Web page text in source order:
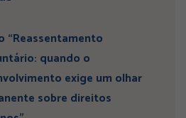
“Reassentamento
quando o
exige um olhar
sobre direitos